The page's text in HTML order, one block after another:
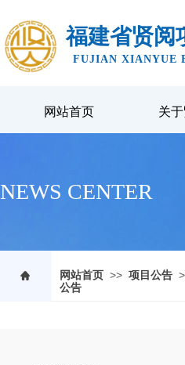
福建省贤阅
FUJIAN XIANYUE
网站首页 关
NEWS CENTER
网站首页 >> 项目公告
公告